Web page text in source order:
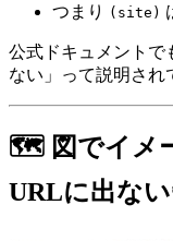
つまり
(site)
公式ドキュメントで
ない」って説明され
🗺️ 図でイメ
URLに出な